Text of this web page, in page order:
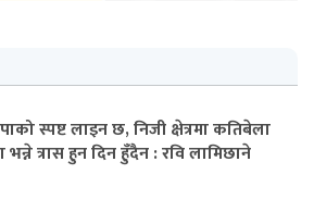
स्पष्ट लाइन छ, निजी क्षेत्रमा कतिबेला
भन्ने त्रास हुन दिन हुँदैन : रवि लामिछाने